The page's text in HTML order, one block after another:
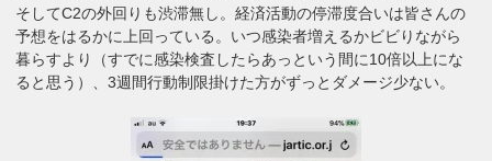
そしてC2の外回りも渋滞無し。経済活動の停滞度合いは皆さんの
予想をはるかに上回っている。いつ感染者増えるかビビりながら
暮らすより（すでに感染検査したらあっという間に10倍以上にな
ると思う）、3週間行動制限掛けた方がずっとダメージ少ない。